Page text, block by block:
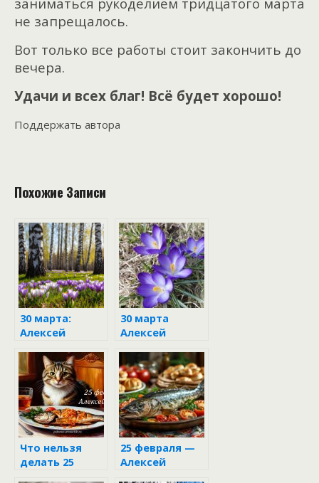
не запрещалось.
Вот только все работы стоит закончить до
вечера.
Удачи и всех благ! Всё будет хорошо!
Поддержать автора
Похожие Записи
30 марта:
Алексей
народном
календаре
30 марта
Алексей
Что нельзя
делать 25
25 февраля —
Алексей